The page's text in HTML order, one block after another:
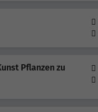
Pflanzen zu